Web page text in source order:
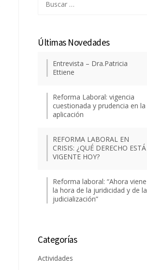
Últimas Novedades
Entrevista – Dra.Patricia
Ettiene
Reforma Laboral: vigencia
cuestionada y prudencia en la
aplicación
REFORMA LABORAL EN
CRISIS: ¿QUÉ DERECHO ESTÁ
VIGENTE HOY?
Reforma laboral: “Ahora viene
la hora de la juridicidad y de la
judicialización”
Categorías
Actividades